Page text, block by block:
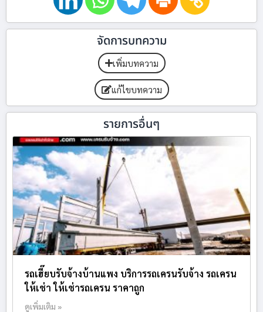
จัดการบทความ
เพิ่มบทความ
แก้ไขบทความ
รายการอื่นๆ
รถเฮี๊ยบรับจ้างบ้านแพง บริการรถเครนรับจ้าง รถเครน
ให้เช่า ให้เช่ารถเครน ราคาถูก
ดูเพิ่มเติม »